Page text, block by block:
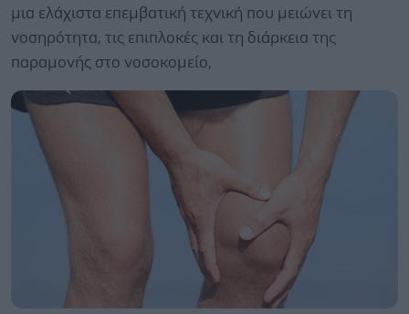
μια ελάχιστα επεμβατική τεχνική που μειώνει τη
νοσηρότητα, τις επιπλοκές και τη διάρκεια της
παραμονής στο νοσοκομείο,